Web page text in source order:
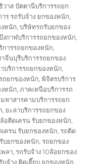
วาส ปัตตานีบริการรถยก
าร รถรับจ้าง ยกของหนัก,
หนัก,บริษัทรถรับยกของ
งกาฬบริการรถยกของหนัก,
ารรถยกของหนัก,
าจีนบุรีบริการรถยกของ
าบริการรถยกของหนัก,
ถยกของหนัก,พิจิตรบริการ
หนัก,ภาคเหนือบริการรถ
มหาสารคามบริการรถยก
, ยะลาบริการรถยกของ
อติดเครน รับยกของหนัก,
ครน รับยกของหนัก,รถติด
บยกของหนัก,รถยกของ
ลา,รถรับจ้าง 10ล้อยกของ
บจ้าง ติดเฮี๊ยบ ยกของหนัก,